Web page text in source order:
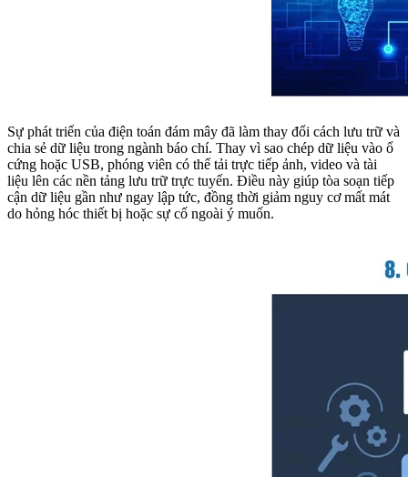
Sự phát triển của điện toán đám mây đã làm thay đổi cách lưu trữ và
chia sẻ dữ liệu trong ngành báo chí. Thay vì sao chép dữ liệu vào ổ
cứng hoặc USB, phóng viên có thể tải trực tiếp ảnh, video và tài
liệu lên các nền tảng lưu trữ trực tuyến. Điều này giúp tòa soạn tiếp
cận dữ liệu gần như ngay lập tức, đồng thời giảm nguy cơ mất mát
do hỏng hóc thiết bị hoặc sự cố ngoài ý muốn.